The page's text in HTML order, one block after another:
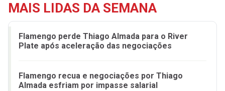
MAIS LIDAS DA SEMANA
Flamengo perde Thiago Almada para o River
Plate após aceleração das negociações
Flamengo recua e negociações por Thiago
Almada esfriam por impasse salarial